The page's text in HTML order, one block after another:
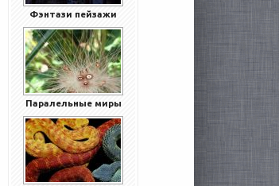
Фэнтази пейзажи
Паралельные миры